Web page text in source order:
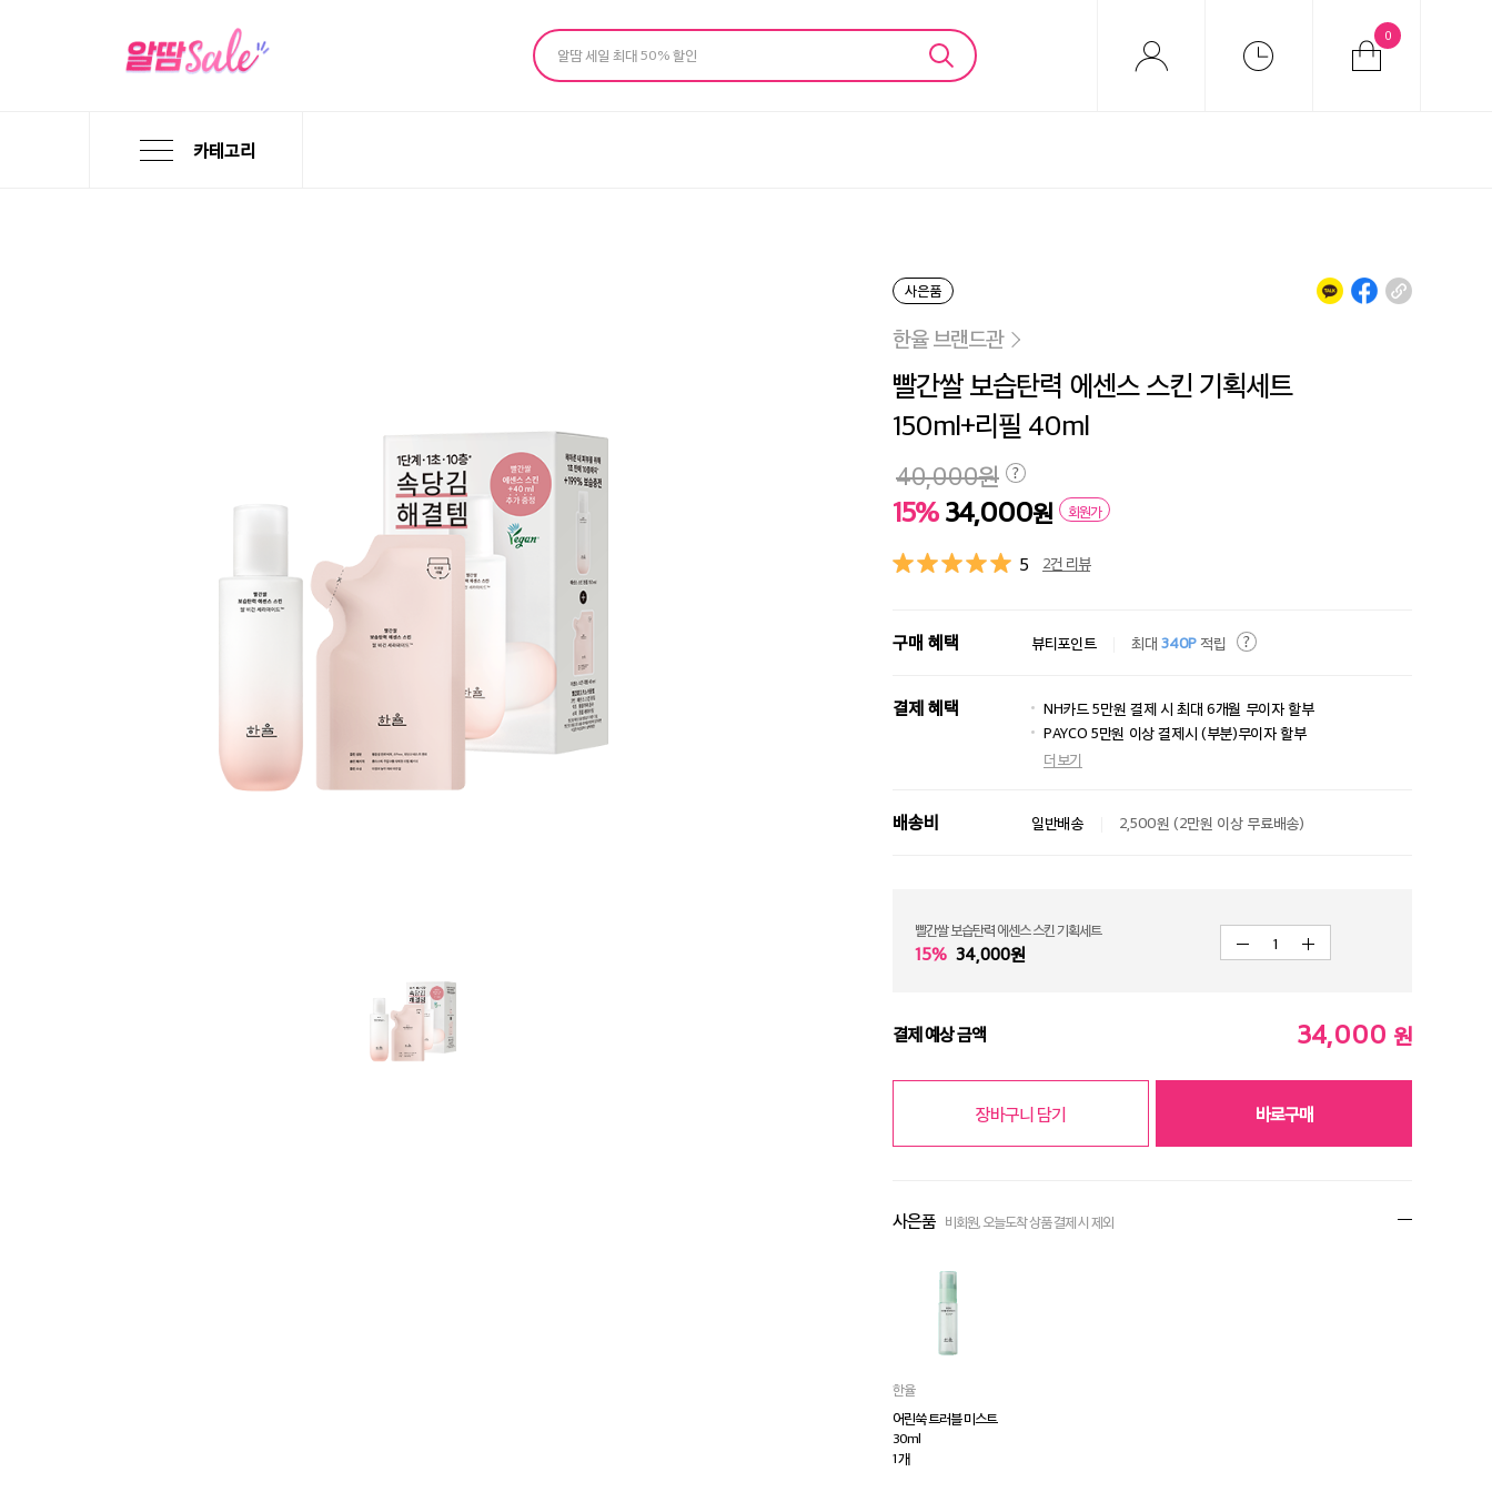
알땀 세일 최대 50% 할인
0
카테고리
사은품
한율 브랜드관
빨간쌀 보습탄력 에센스 스킨 기획세트
150ml+리필 40ml
15% 34,000원 회원가
40,000원
5 2건 리뷰
구매 혜택 뷰티포인트 최대340P적립
결제 혜택
NH카드 5만원 결제 시 최대 6개월 무이자 할부
PAYCO 5만원 이상 결제시 (부분)무이자 할부
더보기
배송비 일반배송 2,500원 (2만원 이상 무료배송)
빨간쌀 보습탄력 에센스 스킨 기획세트
15% 34,000원 1
결제 예상 금액 34,000 원
장바구니 담기 바로구매
사은품 비회원, 오늘도착 상품 결제시 제외
한율
어린쑥 트러블 미스트
30ml
1 개